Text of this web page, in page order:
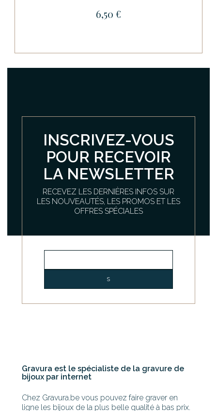
6,50 €
INSCRIVEZ-VOUS
POUR RECEVOIR
LA NEWSLETTER
RECEVEZ LES DERNIÈRES INFOS SUR
LES NOUVEAUTÉS, LES PROMOS ET LES
OFFRES SPÉCIALES
Gravura est le spécialiste de la gravure de
bijoux par internet
Chez Gravura.be vous pouvez faire graver en
ligne les bijoux de la plus belle qualité à bas prix.